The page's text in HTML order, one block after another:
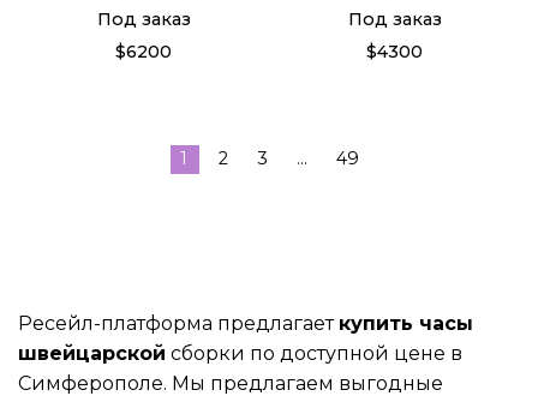
Под заказ
$6200
Под заказ
$4300
1 2 3 ... 49
Ресейл-платформа предлагает купить часы
швейцарской сборки по доступной цене в
Симферополе. Мы предлагаем выгодные